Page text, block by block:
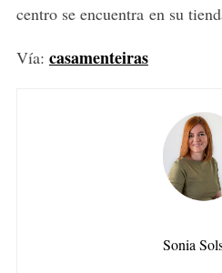
centro se encuentra en su
Vía: casamenteiras
Sonia